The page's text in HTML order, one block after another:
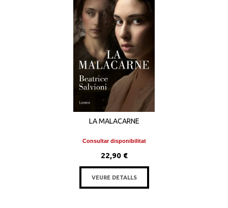
LA MALACARNE
Consultar disponibilitat
22,90 €
VEURE DETALLS